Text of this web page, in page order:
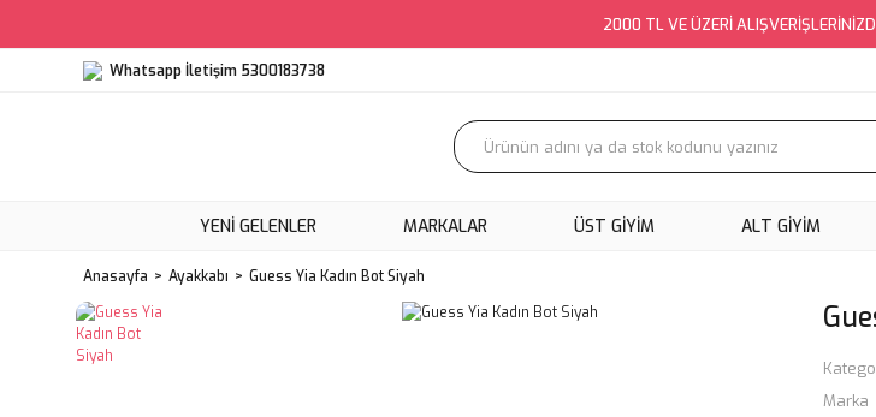
2000 TL VE ÜZERİ
Whatsapp İletişim 5300183738
YENI GELENLER MARKALAR ÜST GİYİM ALT GİYİM
Anasayfa Ayakkabı Guess Yia Kadın Bot Siyah
Marka